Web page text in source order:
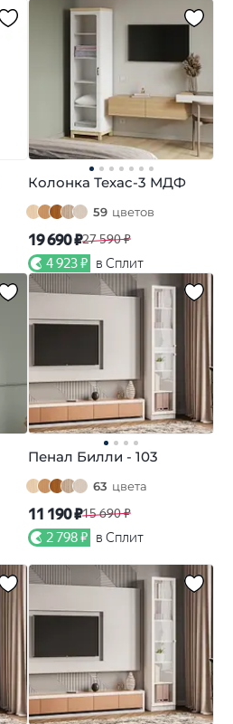
Колонка Техас-3 МДФ
59 цветов
19 690 ₽27 590 ₽
4 923 ₽ в Сплит
Пенал Билли - 103
63 цвета
11 190 ₽15 690 ₽
2 798 ₽ в Сплит